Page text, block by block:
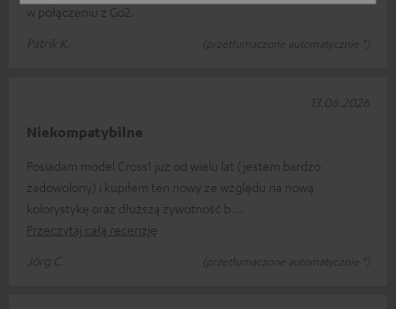
w połączeniu z Go2.
Patrik K.
(przetłumaczone automatycznie *)
Niekompatybilne
Posiadam model Cross1 już od wielu lat (jestem bardzo
zadowolony) i kupiłem ten nowy ze względu na nową
kolorystykę oraz dłuższą żywotność b
Przeczytaj całą recenzję
Jörg C.
(przetłumaczone automatycznie *)
13.06.2026